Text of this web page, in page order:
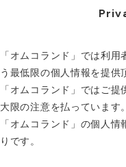
「オムコランド」では利
う最低限の個人情報を提供
「オムコランド」ではご
大限の注意を払っています。
「オムコランド」の個人
りです。